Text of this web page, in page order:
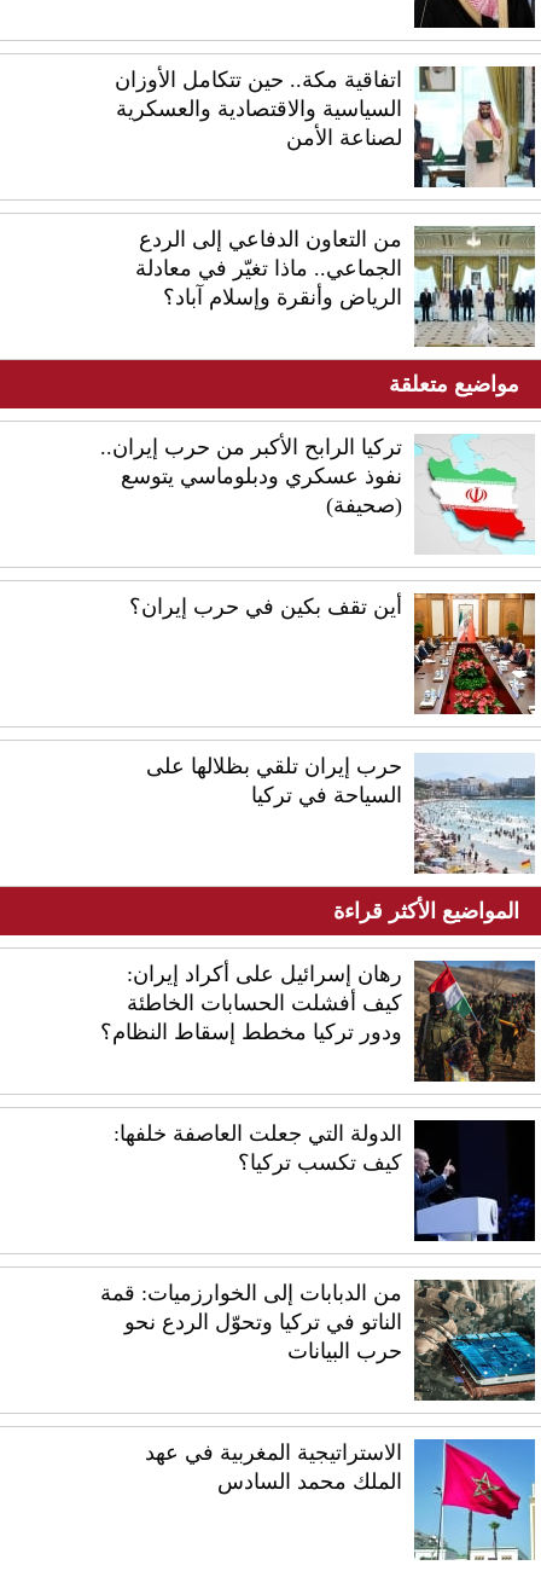
اتفاقية مكة.. حين تتكامل الأوزان
السياسية والاقتصادية والعسكرية
لصناعة الأمن
من التعاون الدفاعي إلى الردع
الجماعي.. ماذا تغيّر في معادلة
الرياض وأنقرة وإسلام آباد؟
مواضيع متعلقة
تركيا الرابح الأكبر من حرب إيران..
نفوذ عسكري ودبلوماسي يتوسع
(صحيفة)
أين تقف بكين في حرب إيران؟
حرب إيران تلقي بظلالها على
السياحة في تركيا
المواضيع الأكثر قراءة
رهان إسرائيل على أكراد إيران:
كيف أفشلت الحسابات الخاطئة
ودور تركيا مخطط إسقاط النظام؟
الدولة التي جعلت العاصفة خلفها:
كيف تكسب تركيا؟
من الدبابات إلى الخوارزميات: قمة
الناتو في تركيا وتحوّل الردع نحو
حرب البيانات
الاستراتيجية المغربية في عهد
الملك محمد السادس